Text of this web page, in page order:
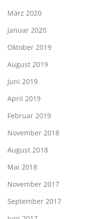
März 2020
Januar 2020
Oktober 2019
August 2019
Juni 2019
April 2019
Februar 2019
November 2018
August 2018
Mai 2018
November 2017
September 2017